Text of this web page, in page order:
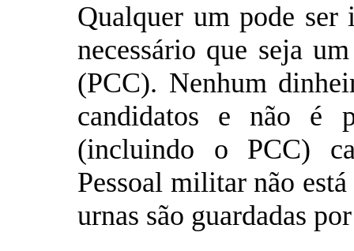
Qualquer um pode ser
necessário que seja
(PCC). Nenhum
candidatos e não é
(incluindo o PCC)
Pessoal militar não
urnas são guardadas